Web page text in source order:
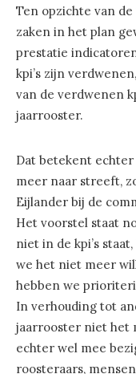
Ten opzichte van
zaken in het plan
prestatie
kpi’s zijn
van de verdwenen
jaarrooster.
Dat betekent
meer naar streeft,
Eijlander bij de
Het voorstel staat
niet in de kpi’s
we het niet meer
hebben we
In verhouding tot
jaarrooster niet het
echter wel mee
roosteraars,